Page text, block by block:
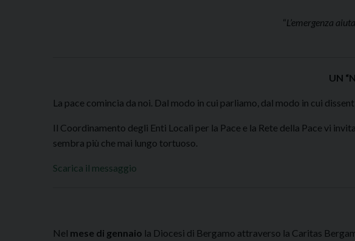
“L’emergenza
UN
La pace comincia da noi. Dal modo in cui parliamo, dal modo in cui
Il Coordinamento degli Enti Locali per la Pace e la Rete della Pace vi
sembra più che mai lungo tortuoso.
Scarica il messaggio
Nel mese di gennaio la Diocesi di Bergamo attraverso la Caritas